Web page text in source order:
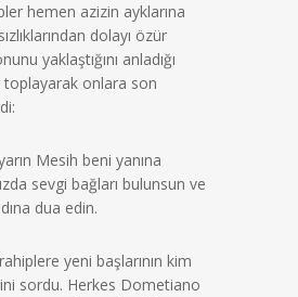
hemen azizin ayklarına
dolayı özür
yaklaştığını anladığı
onlara son
Mesih beni yanına
sevgi bağları bulunsun ve
dua edin.
yeni başlarının kim
sordu. Herkes Dometiano